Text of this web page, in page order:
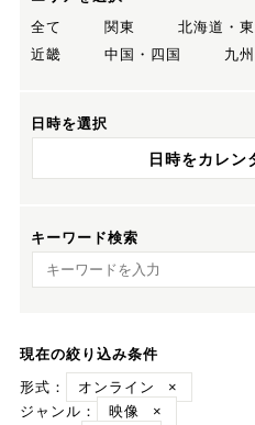
全て
関東 北海道・
近畿
中国・四国 九
日時を選択
日時をカレン
キーワード検索
キーワード検索
現在の絞り込み条件
形式：
オンライン
×
ジャンル：
映像
×